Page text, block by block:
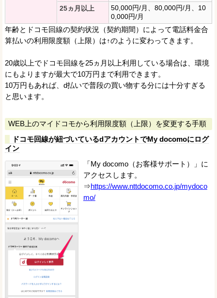
25ヵ月以上
50,000円/月、80,000円/月、10
0,000円/月
年齢とドコモ回線の契約状況（契約期間）によって電話料金合
算払いの利用限度額（上限）は↑のように変わってきます。
20歳以上でドコモ回線を25ヵ月以上利用している場合は、環境
にもよりますが最大で10万円まで利用できます。
10万円もあれば、d払いで普段の買い物する分には十分すぎる
と思います。
WEB上のマイドコモから利用限度額（上限）を変更する手順
ドコモ回線が紐づいているdアカウントでMy docomoにログ
イン
「My docomo（お客様サポート）」に
アクセスします。
⇒https://www.nttdocomo.co.jp/mydoco
mo/